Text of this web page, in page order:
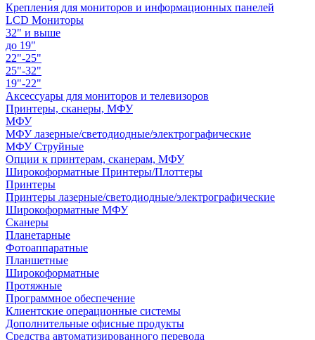
Крепления для мониторов и информационных панелей
LCD Мониторы
32" и выше
до 19"
22"-25"
25"-32"
19"-22"
Аксессуары для мониторов и телевизоров
Принтеры, сканеры, МФУ
МФУ
МФУ лазерные/светодиодные/электрографические
МФУ Струйные
Опции к принтерам, сканерам, МФУ
Широкоформатные Принтеры/Плоттеры
Принтеры
Принтеры лазерные/светодиодные/электрографические
Широкоформатные МФУ
Сканеры
Планетарные
Фотоаппаратные
Планшетные
Широкоформатные
Протяжные
Программное обеспечение
Клиентские операционные системы
Дополнительные офисные продукты
Средства автоматизированного перевода